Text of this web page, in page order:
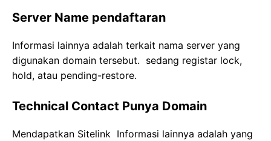
Server Name pendaftaran
Informasi lainnya adalah terkait nama server yang
digunakan domain tersebut. sedang registar lock,
hold, atau pending-restore.
Technical Contact Punya Domain
Mendapatkan Sitelink Informasi lainnya adalah yang